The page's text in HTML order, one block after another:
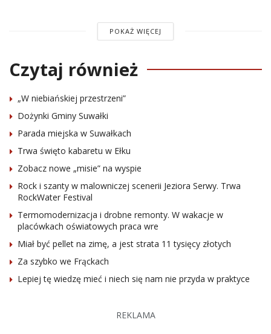
POKAŻ WIĘCEJ
Czytaj również
„W niebiańskiej przestrzeni”
Dożynki Gminy Suwałki
Parada miejska w Suwałkach
Trwa święto kabaretu w Ełku
Zobacz nowe „misie” na wyspie
Rock i szanty w malowniczej scenerii Jeziora Serwy. Trwa
RockWater Festival
Termomodernizacja i drobne remonty. W wakacje w
placówkach oświatowych praca wre
Miał być pellet na zimę, a jest strata 11 tysięcy złotych
Za szybko we Frąckach
Lepiej tę wiedzę mieć i niech się nam nie przyda w praktyce
REKLAMA